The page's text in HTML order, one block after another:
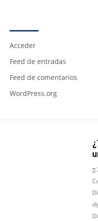
Acceder
Feed de entradas
Feed de comentarios
WordPress.org